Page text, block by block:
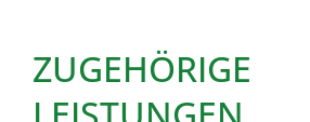
ZUGEHÖRIGE